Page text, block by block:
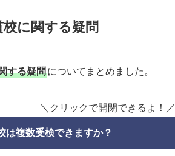
に関する疑問
する疑問についてまとめました。
＼クリックで開閉できるよ！／
は複数受検できますか？